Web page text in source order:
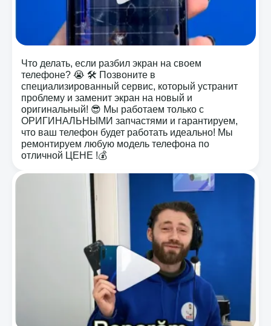
Что делать, если разбил экран на своем
телефоне? 😭 🛠️ Позвоните в
специализированный сервис, который устранит
проблему и заменит экран на новый и
оригинальный! 😎 Мы работаем только с
ОРИГИНАЛЬНЫМИ запчастями и гарантируем,
что ваш телефон будет работать идеально! Мы
ремонтируем любую модель телефона по
отличной ЦЕНЕ !💰